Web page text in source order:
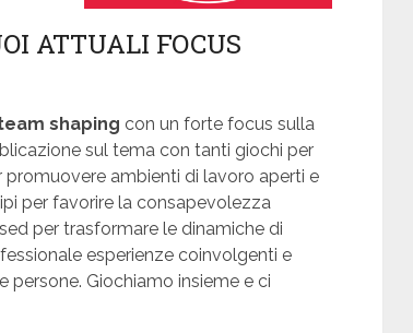
ATTUALI FOCUS
shaping con un forte focus sulla
sul tema con tanti giochi per
ambienti di lavoro aperti e
per favorire la consapevolezza
per trasformare le dinamiche di
esperienze coinvolgenti e
persone. Giochiamo insieme e ci